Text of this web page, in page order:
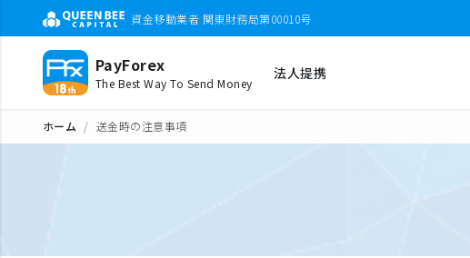
資金移動業者 関東財務局第00010号
PayForex
The Best Way To Send Money
法人提携
ホーム 送金時の注意事項